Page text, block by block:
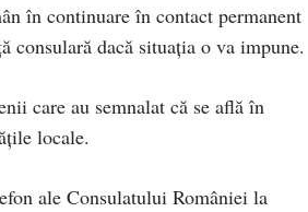
în continuare în contact permanent
consulară dacă situația o va impune.
care au semnalat că se află în
locale.
ale Consulatului României la